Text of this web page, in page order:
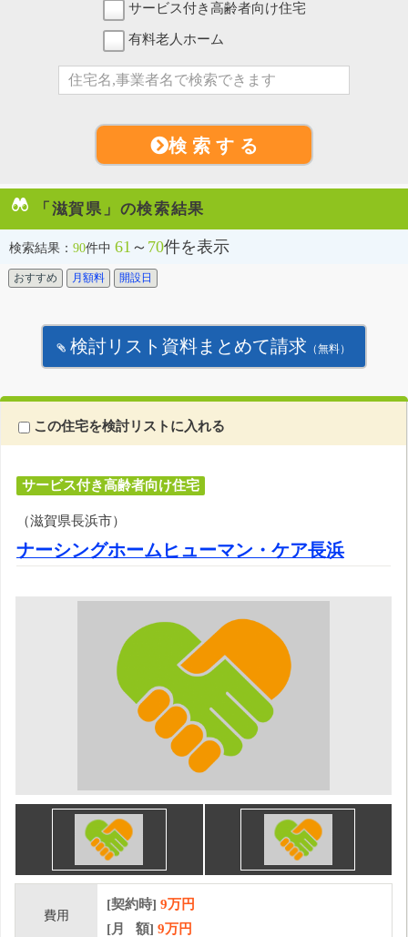
サービス付き高齢者向け住宅
有料老人ホーム
検 索 す る
「滋賀県」の検索結果
検索結果： 90件中 61 ～ 70件を表示
おすすめ 月額料 開設日
検討リスト資料まとめて請求 （無料）
この住宅を検討リストに入れる
サービス付き高齢者向け住宅
（滋賀県長浜市）
ナーシングホームヒューマン・ケア長浜
費用
[契約時] 9万円
[月 額] 9万円